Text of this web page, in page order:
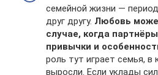
семейной жизни —
друг другу. Любовь
случае, когда
привычки и
роль тут играет семья,
выросли. Если уклады